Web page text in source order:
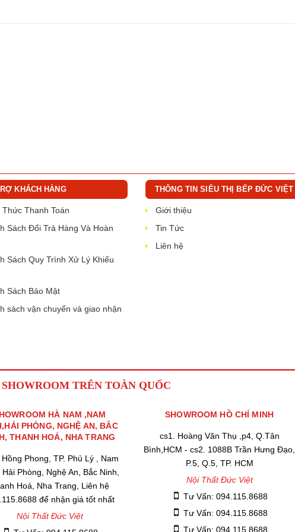
KHÁCH HÀNG
Thức Thanh Toán
Sách Đổi Trả Hàng Và Hoàn
Sách Quy Trình Xử Lý Khiếu
Sách Bảo Mật
sách vận chuyển và giao nhận
THÔNG TIN SIÊU THỊ BẾP ĐỨC VIỆT
Giới thiệu
Tin Tức
Liên hệ
TRÊN TOÀN QUỐC
HÀ NAM ,NAM
PHÒNG, NGHỆ AN, BẮC
THANH HOÁ, NHA TRANG
Hồng Phong, TP. Phủ Lý , Nam
Phòng, Nghệ An, Bắc Ninh,
Hoá, Nha Trang, Liên hệ
để nhận giá tốt nhất
Nội Thất Đức Việt
SHOWROOM HỒ CHÍ MINH
cs1. Hoàng Văn Thụ ,p4, Q.Tân
Bình,HCM - cs2. 1088B Trần Hưng Đạo,
P.5, Q.5, TP. HCM
Nội Thất Đức Việt
Tư Vấn: 094.115.8688
Tư Vấn: 094.115.8688
Tư Vấn: 094.115.8688